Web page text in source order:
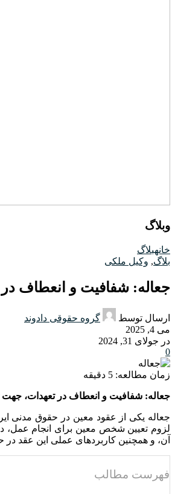
وبلاگ
خانهبلاگ
بلاگ, وکیل ملکی
جعاله: شفافیت و انعطاف
ارسال توسط
گروه حقوقی دادوند
می 4, 2025
در جولای 31, 2024
0
زمان مطالعه: 5 دقیقه
جعاله: شفافیت و انعطاف در تعهدات، جهت
جعاله یکی از عقود معین در حقوق مدنی
لزوم تعیین شخص معین برای انجام عمل،
آن، و همچنین کاربردهای عملی این عقد
فهرست مطالب